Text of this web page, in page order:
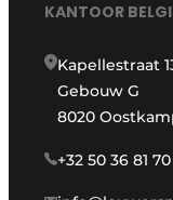
KANTOOR
Kapellestraat
Gebouw G
8020
+32 50 36 81 70